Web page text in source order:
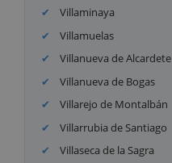
Villaminaya
Villamuelas
Villanueva de Alcardete
Villanueva de Bogas
Villarejo de Montalbán
Villarrubia de Santiago
Villaseca de la Sagra